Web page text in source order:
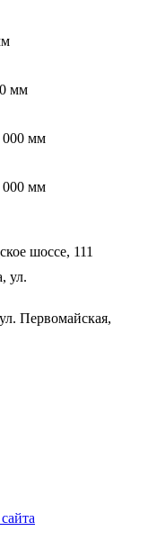
мм
000 мм
000 мм
шоссе, 111
ул.
Первомайская,